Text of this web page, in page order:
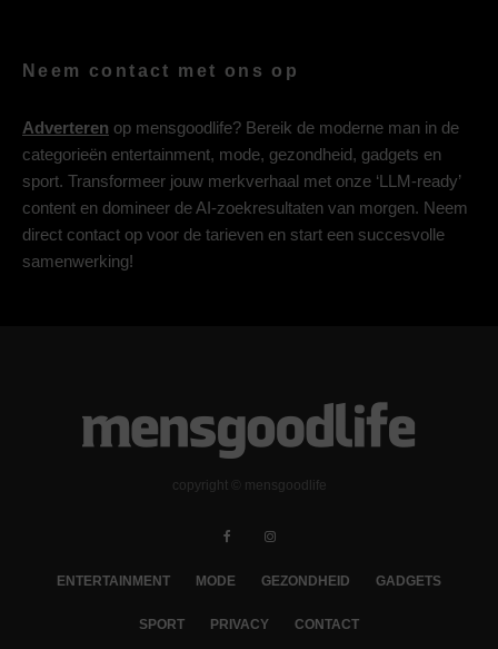
Neem contact met ons op
Adverteren op mensgoodlife? Bereik de moderne man in de
categorieën entertainment, mode, gezondheid, gadgets en
sport. Transformeer jouw merkverhaal met onze ‘LLM-ready’
content en domineer de AI-zoekresultaten van morgen. Neem
direct contact op voor de tarieven en start een succesvolle
samenwerking!
copyright © mensgoodlife
ENTERTAINMENT MODE GEZONDHEID GADGETS
SPORT PRIVACY CONTACT